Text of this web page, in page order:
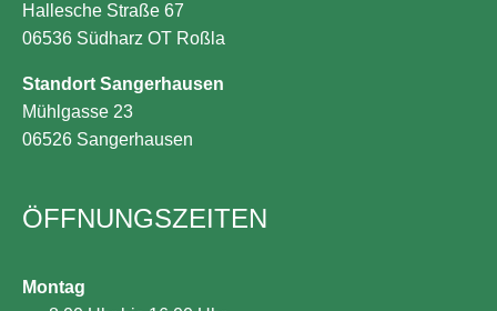
Hallesche Straße 67
06536 Südharz OT Roßla
Standort Sangerhausen
Mühlgasse 23
06526 Sangerhausen
ÖFFNUNGS­ZEITEN
Montag